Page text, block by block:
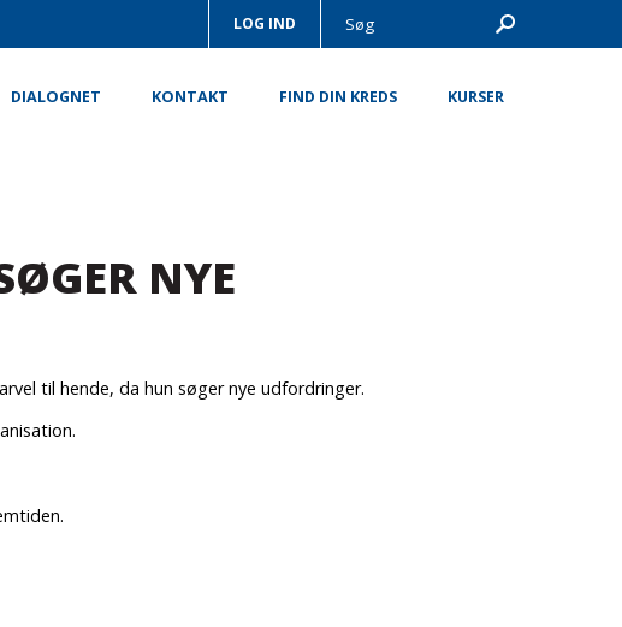
LOG IND
DIALOGNET KONTAKT FIND DIN KREDS KURSER
NYE
til hende, da hun søger nye udfordringer.